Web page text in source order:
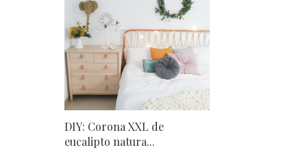
DIY: Corona XXL de
eucalipto natura...